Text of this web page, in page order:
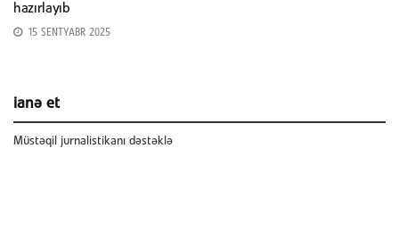
hazırlayıb
15 SENTYABR 2025
ianə et
Müstəqil jurnalistikanı dəstəklə